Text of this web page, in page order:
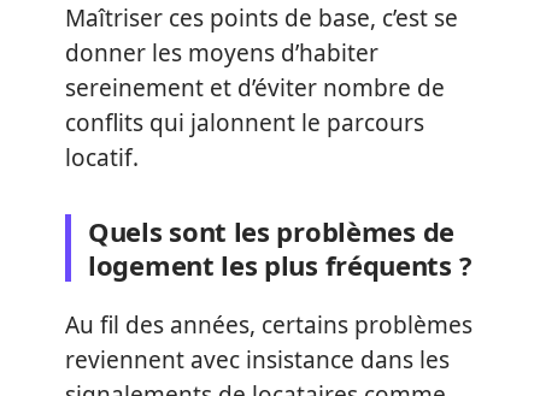
Maîtriser ces points de base, c’est se
donner les moyens d’habiter
sereinement et d’éviter nombre de
conflits qui jalonnent le parcours
locatif.
Quels sont les problèmes de
logement les plus fréquents ?
Au fil des années, certains problèmes
reviennent avec insistance dans les